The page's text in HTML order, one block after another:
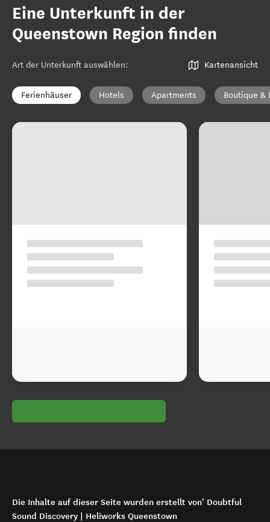
Eine Unterkunft in der
Queenstown Region finden
Art der Unterkunft auswählen: Kartenansicht
Ferienhäuser Hotels Apartments Boutique &
Die Inhalte auf dieser Seite wurden erstellt von’ Doubtful
Sound Discovery | Heliworks Queenstown